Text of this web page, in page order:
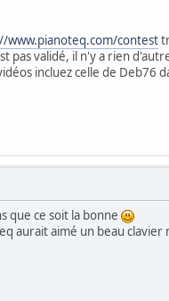
www.pianoteq.com/contest
pas validé, il n'y a rien
incluez celle de Deb76
que ce soit la bonne
aurait aimé un beau